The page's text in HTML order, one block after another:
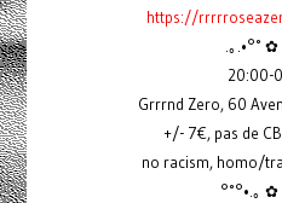
https://
.｡.•°˚ ✿
20:00-
Grrrnd Zero, 60
+/- 7€, pas de
no racism, homo/
°˚°•.｡ ✿